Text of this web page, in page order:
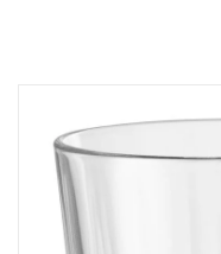
Geschenke
Kaffee & Tee